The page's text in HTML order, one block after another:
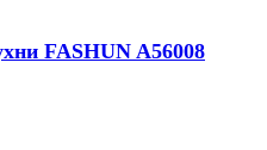
FASHUN A56008